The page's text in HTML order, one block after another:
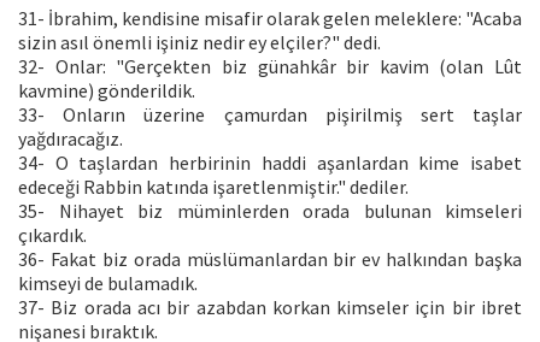
31- İbrahim, kendisine misafir olarak gelen meleklere: "Acaba
sizin asıl önemli işiniz nedir ey elçiler?" dedi.
32- Onlar: "Gerçekten biz günahkâr bir kavim (olan Lût
kavmine) gönderildik.
33- Onların üzerine çamurdan pişirilmiş sert taşlar
yağdıracağız.
34- O taşlardan herbirinin haddi aşanlardan kime isabet
edeceği Rabbin katında işaretlenmiştir." dediler.
35- Nihayet biz müminlerden orada bulunan kimseleri
çıkardık.
36- Fakat biz orada müslümanlardan bir ev halkından başka
kimseyi de bulamadık.
37- Biz orada acı bir azabdan korkan kimseler için bir ibret
nişanesi bıraktık.